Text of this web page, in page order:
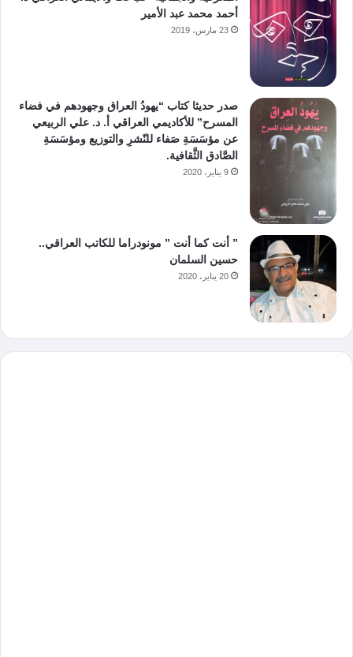
أحمد محمد عبد الأمير
23 مارس، 2019
صدر حديثا كتاب “يهودُ العراق وجهودهم في فضاء
المسرح” للأكاديمي العراقي أ. د. علي الربيعي
عن مؤسَسَةِ صَفاء للنّشرِ والتوزيع ومؤسَسَةِ
الصَّادق الثَّقافية.
9 يناير، 2020
” أنت كما أنت ” مونودراما للكاتب العراقي..
حسين السلمان
20 يناير، 2020